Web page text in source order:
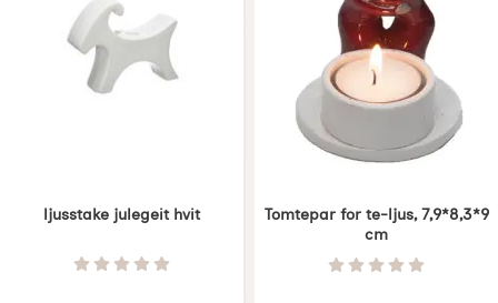
ljusstake julegeit hvit
Varenummer 8312Vurdering: 0 Stjerne av 5
Tomtepar for te-ljus, 7,9*8,3*9
cm
Varenummer 8328Vurdering: 0